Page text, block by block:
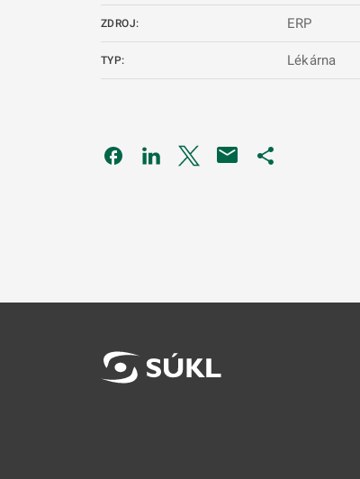
ZDROJ: ERP
TYP: Lékárna
Odkaz se otevře na nové kartě
Odkaz se otevře na nové kartě
Odkaz se otevře na